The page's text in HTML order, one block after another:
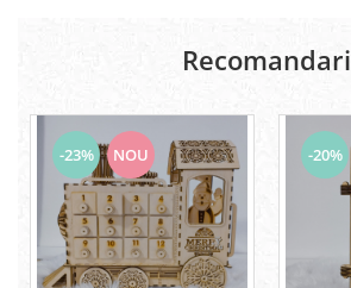
Table magnetice si de plutaRecomandari
-23% NOU -20%